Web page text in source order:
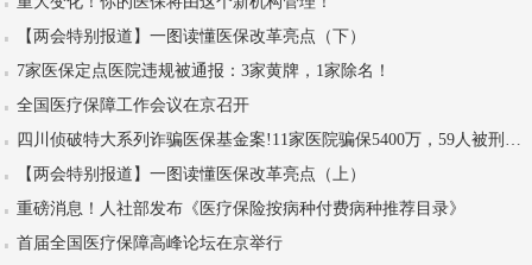
【两会特别报道】一图读懂医保改革亮点（下）
7家医保定点医院违规被通报：3家黄牌，1家除名！
全国医疗保障工作会议在京召开
四川侦破特大系列诈骗医保基金案!11家医院骗保5400万，59人被刑拘！
【两会特别报道】一图读懂医保改革亮点（上）
重磅消息！人社部发布《医疗保险按病种付费病种推荐目录》
首届全国医疗保障高峰论坛在京举行